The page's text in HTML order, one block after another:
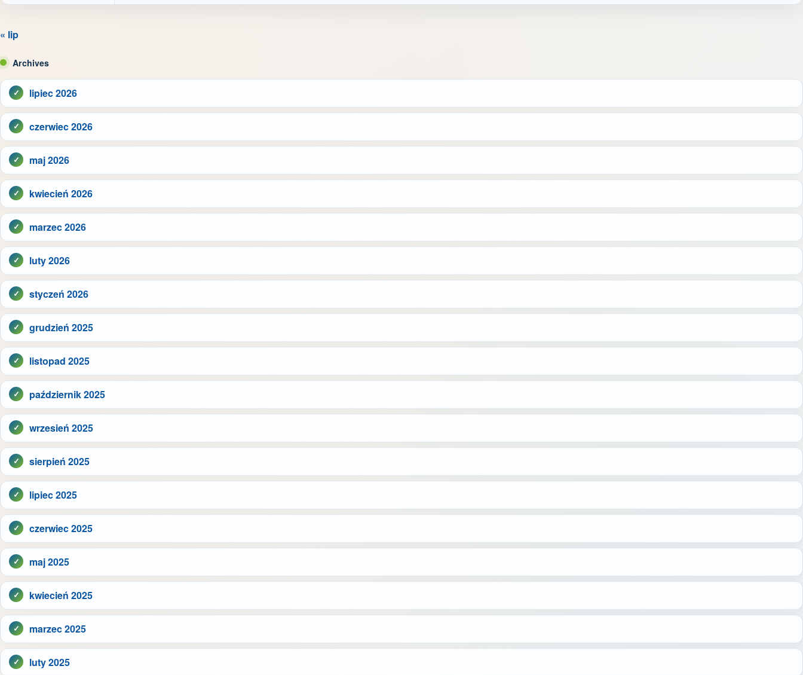
« lip
Archives
lipiec 2026
czerwiec 2026
maj 2026
kwiecień 2026
marzec 2026
luty 2026
styczeń 2026
grudzień 2025
listopad 2025
październik 2025
wrzesień 2025
sierpień 2025
lipiec 2025
czerwiec 2025
maj 2025
kwiecień 2025
marzec 2025
luty 2025